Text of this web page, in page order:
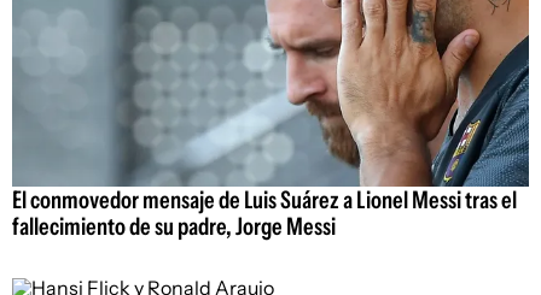
El conmovedor mensaje de Luis Suárez a Lionel Messi tras el
fallecimiento de su padre, Jorge Messi